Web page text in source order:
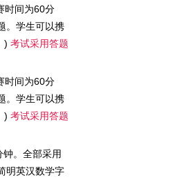
时间为60分
。学生可以携
) 考试采用答题
时间为60分
。学生可以携
) 考试采用答题
。全部采用
明英汉数学字